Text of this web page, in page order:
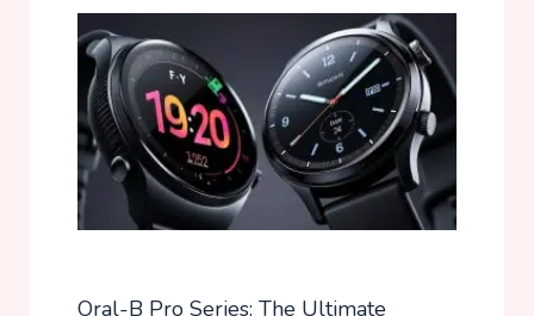
Oral-B Pro Series: The Ultimate